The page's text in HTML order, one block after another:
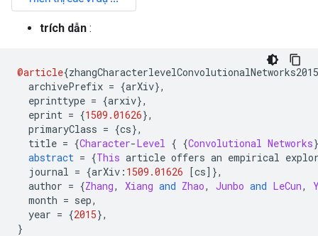
trích dẫn :
@article{zhangCharacterlevelConvolutionalNetworks2015
archivePrefix = {arXiv},
eprinttype = {arxiv},
eprint = {1509.01626},
primaryClass = {cs},
title = {Character-Level { {Convolutional Networks}
abstract = {This article offers an empirical
journal = {arXiv : 1509.01626 [cs]},
author = {Zhang, Xiang and Zhao, Junbo and LeCun,
month = sep,
year = {2015},
}